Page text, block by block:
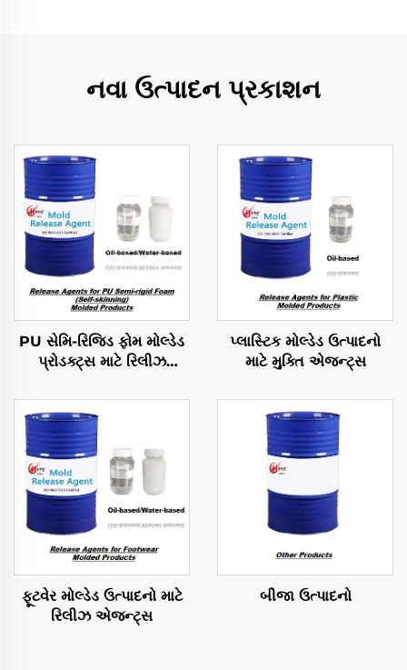
નવા ઉત્પાદન પ્રકાશન
PU સેમિ-રિજિડ ફોમ મોલ્ડેડ
પ્રોડક્ટ્સ માટે રિલીઝ
પ્લાસ્ટિક મોલ્ડેડ ઉત્પાદનો
માટે મુક્તિ એજન્ટ્સ
ફૂટવેર મોલ્ડેડ ઉત્પાદનો માટે
રિલીઝ એજન્ટ્સ
બીજા ઉત્પાદનો